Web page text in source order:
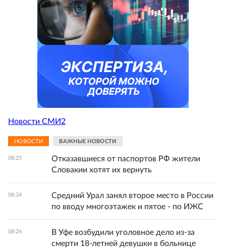
Новости СМИ2
НОВОСТИ ВАЖНЫЕ НОВОСТИ
08:25
Отказавшиеся от паспортов РФ жители
Словакии хотят их вернуть
08:24
Средний Урал занял второе место в России
по вводу многоэтажек и пятое - по ИЖС
08:24
В Уфе возбудили уголовное дело из-за
смерти 18-летней девушки в больнице